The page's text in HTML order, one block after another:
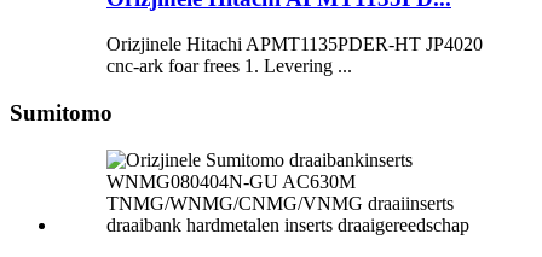
Orizjinele Hitachi APMT1135PDER-HT JP4020
cnc-ark foar frees 1. Levering ...
Sumitomo